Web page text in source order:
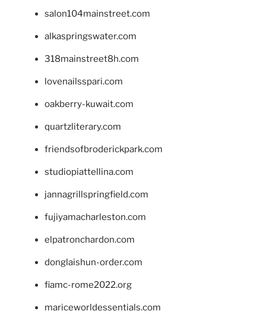
salon104mainstreet.com
alkaspringswater.com
318mainstreet8h.com
lovenailsspari.com
oakberry-kuwait.com
quartzliterary.com
friendsofbroderickpark.com
studiopiattellina.com
jannagrillspringfield.com
fujiyamacharleston.com
elpatronchardon.com
donglaishun-order.com
fiamc-rome2022.org
mariceworldessentials.com